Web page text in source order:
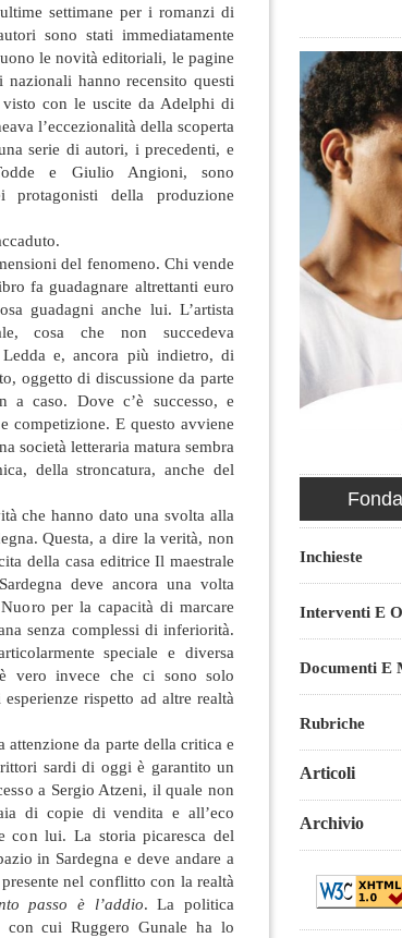
settimane per i romanzi di
sono stati immediatamente
le novità editoriali, le pagine
hanno recensito questi
con le uscite da Adelphi di
l’eccezionalità della scoperta
serie di autori, i precedenti, e
e Giulio Angioni, sono
protagonisti della produzione
del fenomeno. Chi vende
fa guadagnare altrettanti euro
guadagni anche lui. L’artista
cosa che non succedeva
e, ancora più indietro, di
oggetto di discussione da parte
a caso. Dove c’è successo, e
competizione. E questo avviene
società letteraria matura sembra
della stroncatura, anche del
che hanno dato una svolta alla
Questa, a dire la verità, non
della casa editrice Il maestrale
deve ancora una volta
per la capacità di marcare
senza complessi di inferiorità.
speciale e diversa
vero invece che ci sono solo
rispetto ad altre realtà
attenzione da parte della critica e
sardi di oggi è garantito un
a Sergio Atzeni, il quale non
di copie di vendita e all’eco
con lui. La storia picaresca del
in Sardegna e deve andare a
nel conflitto con la realtà
passo è l’addio. La politica
con cui Ruggero Gunale ha lo
Inchieste
Interventi E
Documenti E
Rubriche
Articoli
Archivio